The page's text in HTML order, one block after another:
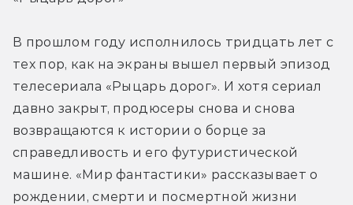
В прошлом году исполнилось тридцать лет с
тех пор, как на экраны вышел первый эпизод
телесериала «Рыцарь дорог». И хотя сериал
давно закрыт, продюсеры снова и снова
возвращаются к истории о борце за
справедливость и его футуристической
машине. «Мир фантастики» рассказывает о
рождении, смерти и посмертной жизни